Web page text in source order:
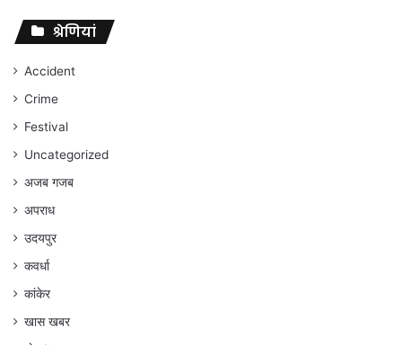
संघर्ष
जारी
रहेगा
अंकित
गौरहा
श्रेणियां
Accident
Crime
Festival
Uncategorized
अजब गजब
अपराध
उदयपुर
कवर्धा
कांकेर
खास खबर